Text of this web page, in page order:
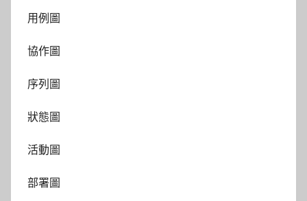
用例圖
協作圖
序列圖
狀態圖
活動圖
部署圖